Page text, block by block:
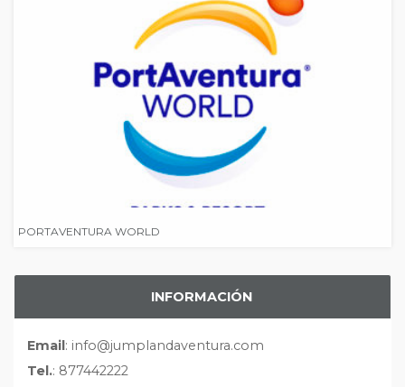
PORTAVENTURA WORLD
INFORMACIÓN
Email: info@jumplandaventura.com
Tel.: 877442222